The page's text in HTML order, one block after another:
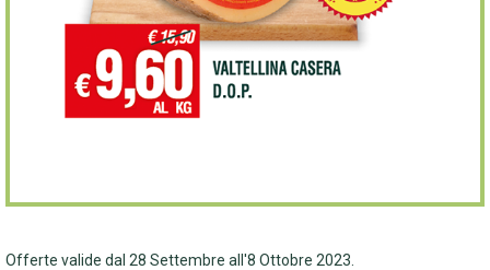
Offerte valide dal 28 Settembre all'8 Ottobre 2023.